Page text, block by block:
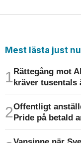
Mest lästa just nu
Rättegång mot
kräver tusentals
Offentligt
Pride på betald